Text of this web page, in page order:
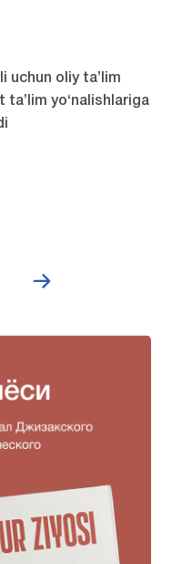
uchun oliy ta’lim
yo‘nalishlariga